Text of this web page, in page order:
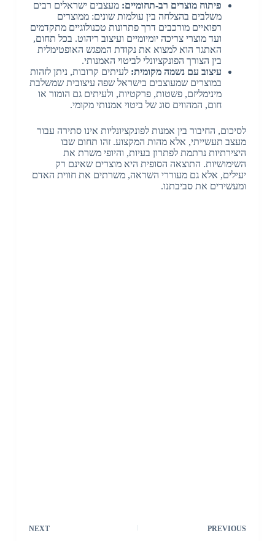
פיתוח מוצרים רב-תחומיים: מעצבים ישראלים רבים
משלבים בהצלחה בין עולמות שונים: ממוצרים
רפואיים מורכבים דרך פתרונות טכנולוגיים מתקדמים
ועד מוצרי צריכה יומיומיים ועיצוב ריהוט. בכל תחום,
האתגר הוא למצוא את נקודת המפגש האופטימלית
בין הצורך הפונקציונלי לביטוי האמנותי.
עיצוב עם נשמה מקומית: לעיתים קרובות, ניתן לזהות
במוצרים שמעוצבים בישראל שפה עיצובית שמשלבת
מינימליזם, פשטות, פרקטיות, ולעיתים גם הומור או
חום, המהווים סוג של ביטוי אמנותי מקומי.
לסיכום, החיבור בין אמנות לפונקציונליות אינו סתירה עבור
מעצב תעשייתי, אלא מהות המקצוע. זהו תחום שבו
היצירתיות נרתמת לפתרון בעיות, והיופי משרת את
השימושיות. התוצאה הסופית היא מוצרים שאינם רק
יעילים, אלא גם מעוררי השראה, משרתים את חווית האדם
ומעשירים את סביבתנו.
PREVIOUS
NEXT